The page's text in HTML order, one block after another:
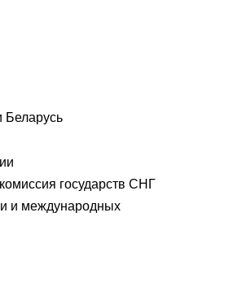
Беларусь
государств СНГ
и международных